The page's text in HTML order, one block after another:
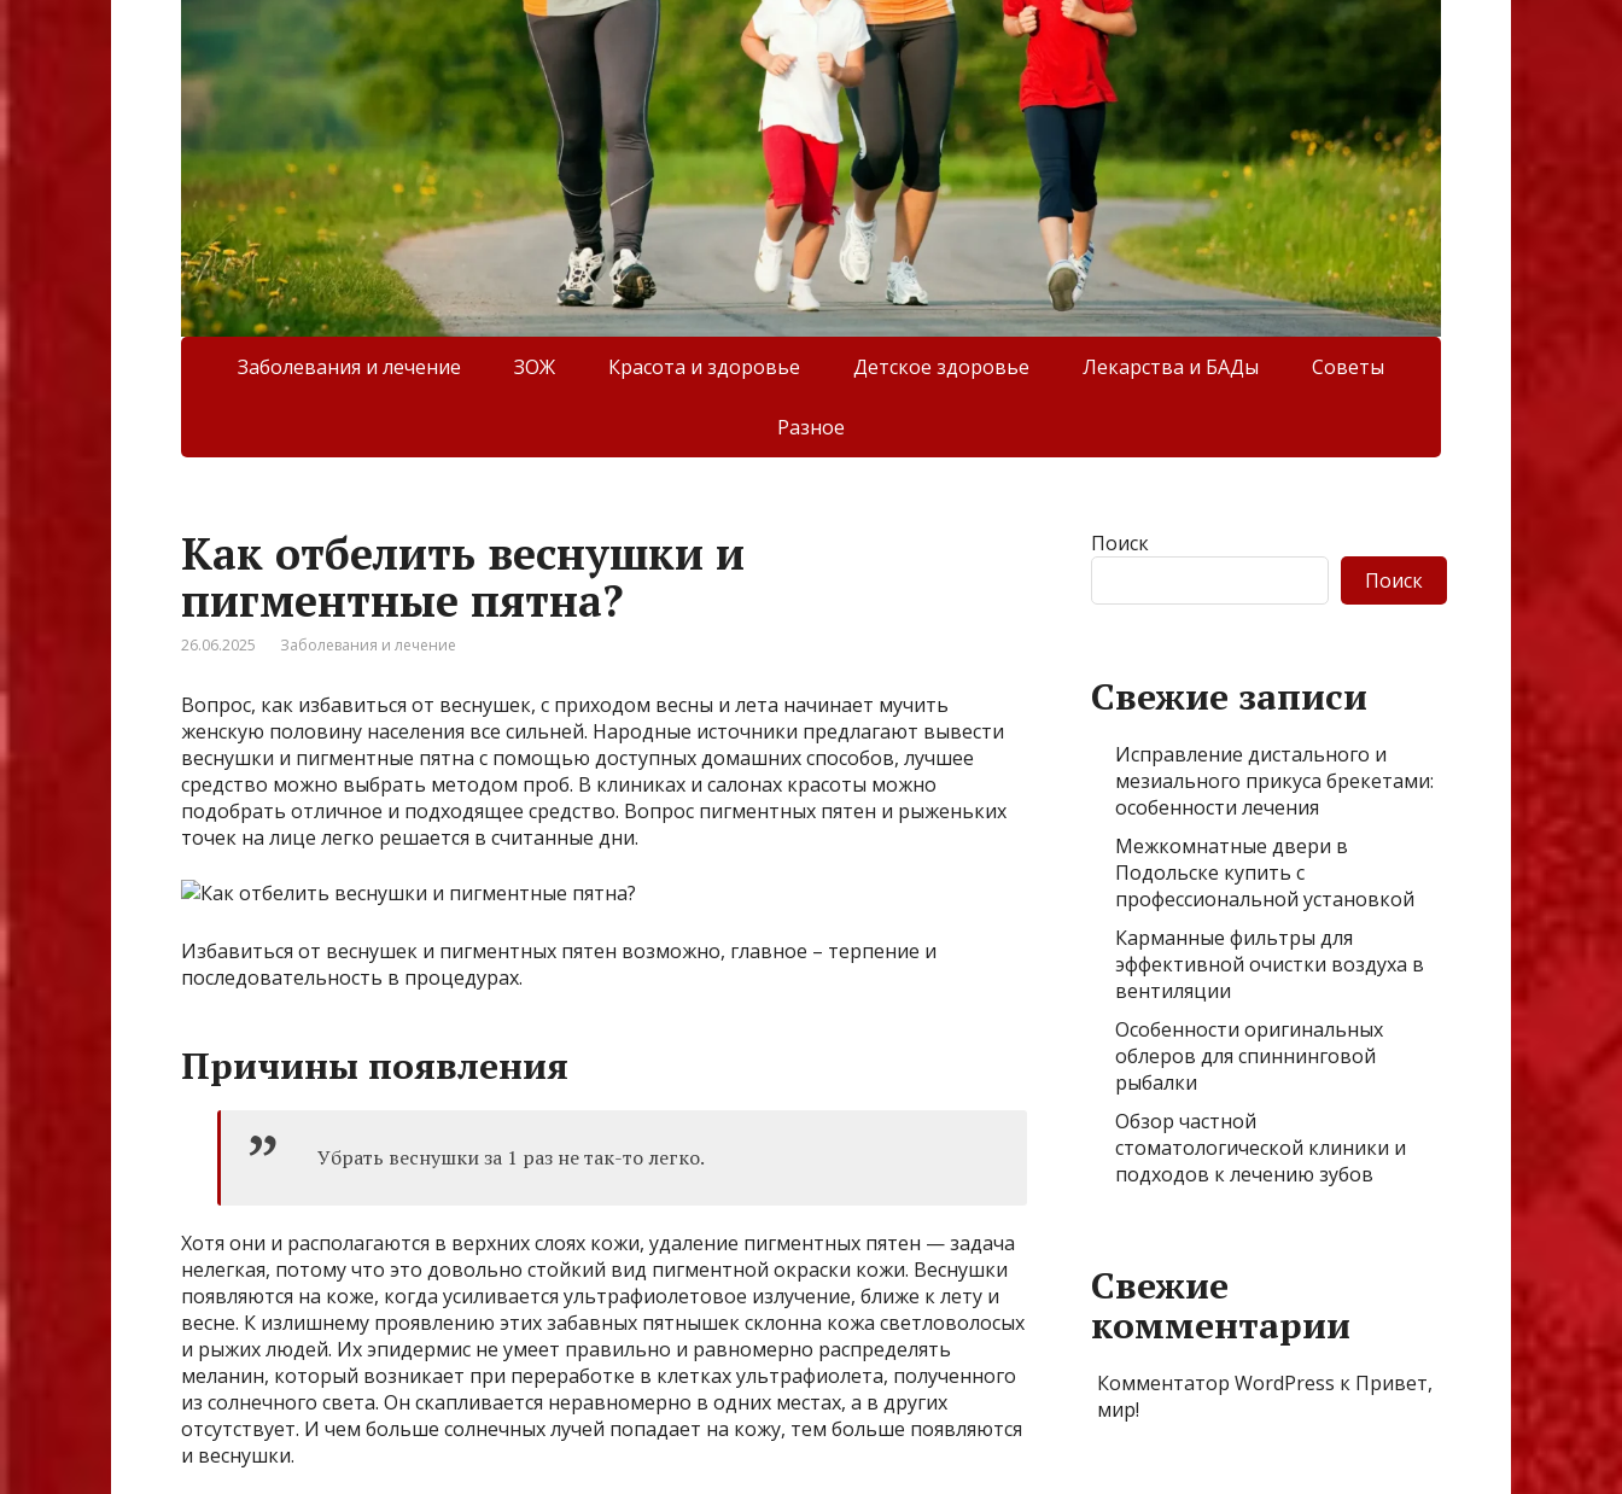
Заболевания и лечение ЗОЖ Красота и здоровье Детское здоровье Лекарства и БАДы Советы
Разное
Как отбелить веснушки и
пигментные пятна?
26.06.2025 Заболевания и лечение
Вопрос, как избавиться от веснушек, с приходом весны и лета начинает мучить
женскую половину населения все сильней. Народные источники предлагают вывести
веснушки и пигментные пятна с помощью доступных домашних способов, лучшее
средство можно выбрать методом проб. В клиниках и салонах красоты можно
подобрать отличное и подходящее средство. Вопрос пигментных пятен и рыженьких
точек на лице легко решается в считанные дни.
Избавиться от веснушек и пигментных пятен возможно, главное – терпение и
последовательность в процедурах.
Причины появления
Убрать веснушки за 1 раз не так-то легко.
Хотя они и располагаются в верхних слоях кожи, удаление пигментных пятен — задача
нелегкая, потому что это довольно стойкий вид пигментной окраски кожи. Веснушки
появляются на коже, когда усиливается ультрафиолетовое излучение, ближе к лету и
весне. К излишнему проявлению этих забавных пятнышек склонна кожа светловолосых
и рыжих людей. Их эпидермис не умеет правильно и равномерно распределять
меланин, который возникает при переработке в клетках ультрафиолета, полученного
из солнечного света. Он скапливается неравномерно в одних местах, а в других
отсутствует. И чем больше солнечных лучей попадает на кожу, тем больше появляются
и веснушки.
Поиск
Поиск
Свежие записи
Исправление дистального и
мезиального прикуса брекетами:
особенности лечения
Межкомнатные двери в
Подольске купить с
профессиональной установкой
Карманные фильтры для
эффективной очистки воздуха в
вентиляции
Особенности оригинальных
облеров для спиннинговой
рыбалки
Обзор частной
стоматологической клиники и
подходов к лечению зубов
Свежие
комментарии
Комментатор WordPress к Привет,
мир!